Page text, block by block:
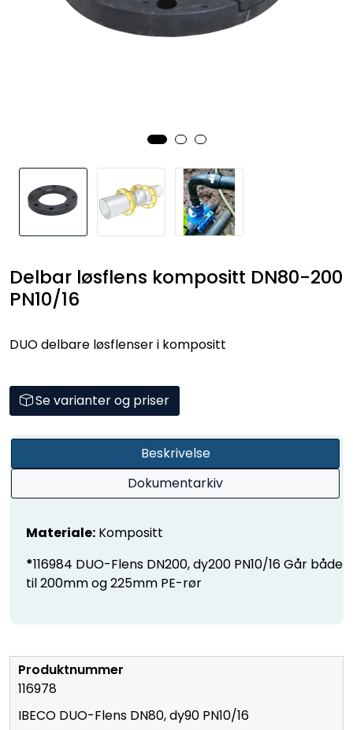
Delbar løsflens kompositt DN80-200
PN10/16
DUO delbare løsflenser i kompositt
Se varianter og priser
Beskrivelse
Dokumentarkiv
Materiale: Kompositt
*116984 DUO-Flens DN200, dy200 PN10/16 Går både
til 200mm og 225mm PE-rør
116978
IBECO DUO-Flens DN80, dy90 PN10/16
Kataloger